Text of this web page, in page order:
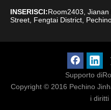
INSERISCI:Room2403,
Street, Fengtai District,
Supporto di
Copyright © 2016 Pechino
i diritti